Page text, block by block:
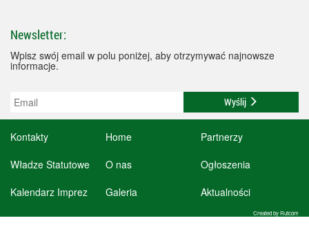
Newsletter:
Wpisz swój email w polu poniżej, aby otrzymywać najnowsze
informacje.
Wyślij
Kontakty Home
Partnerzy
Władze Statutowe
O nas
Ogłoszenia
Kalendarz Imprez
Galeria Aktualności
Created by Rutcom